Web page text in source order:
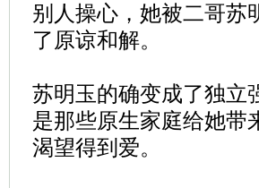
别人操心，她被二哥苏
了原谅和解。
苏明玉的确变成了独立
是那些原生家庭给她带
渴望得到爱。